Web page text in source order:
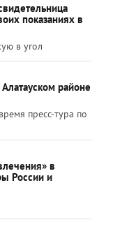
показаниях в
в угол
районе
пресс-тура по
в
России и